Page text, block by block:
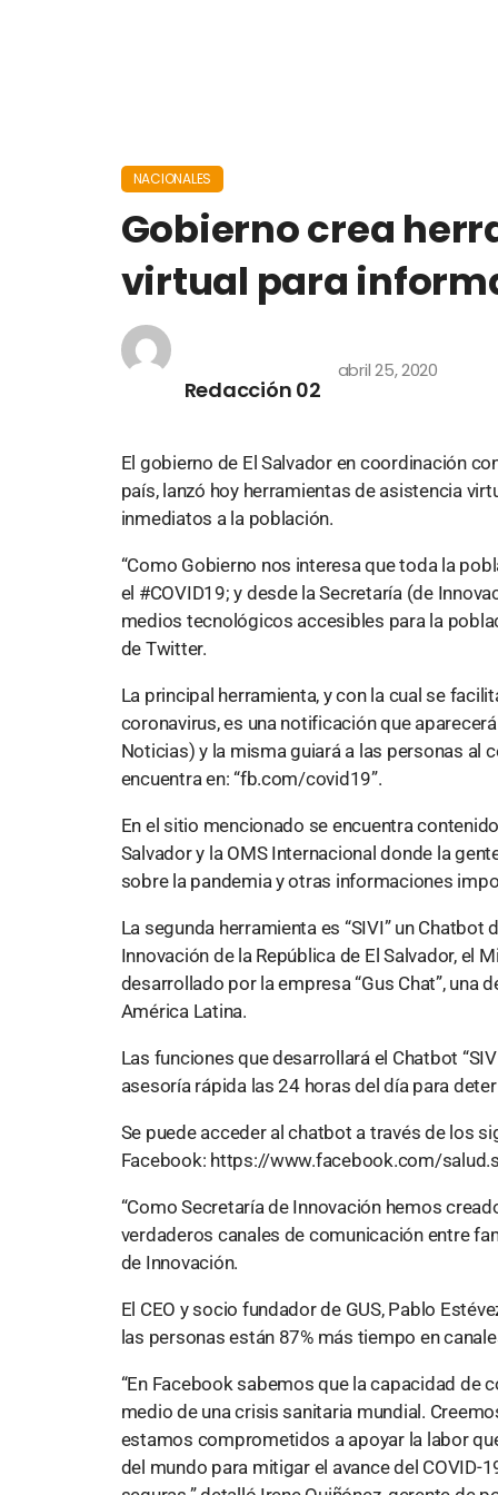
NACIONALES
Gobierno crea
virtual para
Redacción 02
abril 25, 2020
El gobierno de El Salvador en coordinación
país, lanzó hoy herramientas de asistencia
inmediatos a la población.
“Como Gobierno nos interesa que toda la
el #COVID19; y desde la Secretaría (de
medios tecnológicos accesibles para la
de Twitter.
La principal herramienta, y con la cual se
coronavirus, es una notificación que
Noticias) y la misma guiará a las personas al
encuentra en: “fb.com/covid19”.
En el sitio mencionado se encuentra
Salvador y la OMS Internacional donde la
sobre la pandemia y otras informaciones
La segunda herramienta es “SIVI” un
Innovación de la República de El Salvador, el
desarrollado por la empresa “Gus Chat”,
América Latina.
Las funciones que desarrollará el Chatbot
asesoría rápida las 24 horas del día para
Se puede acceder al chatbot a través de los
Facebook: https://www.facebook.com/
“Como Secretaría de Innovación hemos
verdaderos canales de comunicación entre
de Innovación.
El CEO y socio fundador de GUS, Pablo
las personas están 87% más tiempo en
“En Facebook sabemos que la capacidad de
medio de una crisis sanitaria mundial.
estamos comprometidos a apoyar la labor
del mundo para mitigar el avance del COVID-